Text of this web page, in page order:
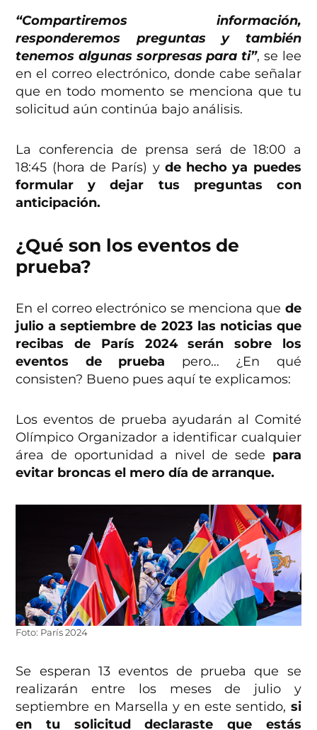
“Compartiremos información,
responderemos preguntas y también
tenemos algunas sorpresas para ti”, se lee
en el correo electrónico, donde cabe señalar
que en todo momento se menciona que tu
solicitud aún continúa bajo análisis.
La conferencia de prensa será de 18:00 a
18:45 (hora de París) y de hecho ya puedes
formular y dejar tus preguntas con
anticipación.
¿Qué son los eventos de
prueba?
En el correo electrónico se menciona que de
julio a septiembre de 2023 las noticias que
recibas de París 2024 serán sobre los
eventos de prueba pero… ¿En qué
consisten? Bueno pues aquí te explicamos:
Los eventos de prueba ayudarán al Comité
Olímpico Organizador a identificar cualquier
área de oportunidad a nivel de sede para
evitar broncas el mero día de arranque.
Foto: París 2024
Se esperan 13 eventos de prueba que se
realizarán entre los meses de julio y
septiembre en Marsella y en este sentido, si
en tu solicitud declaraste que estás